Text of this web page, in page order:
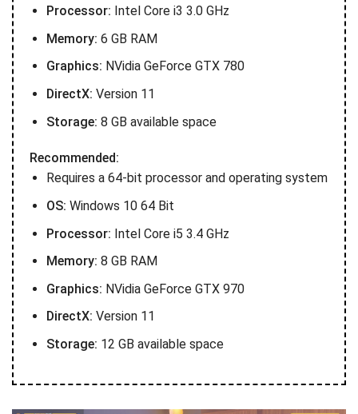
Processor: Intel Core i3 3.0 GHz
Memory: 6 GB RAM
Graphics: NVidia GeForce GTX 780
DirectX: Version 11
Storage: 8 GB available space
Recommended:
Requires a 64-bit processor and operating system
OS: Windows 10 64 Bit
Processor: Intel Core i5 3.4 GHz
Memory: 8 GB RAM
Graphics: NVidia GeForce GTX 970
DirectX: Version 11
Storage: 12 GB available space